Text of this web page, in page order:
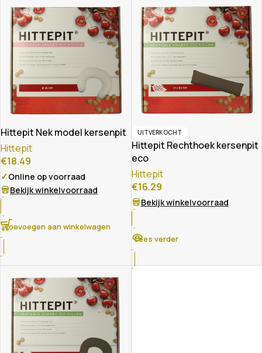
Hittepit Nek model kersenpit
Hittepit
€18.49
✓Online op voorraad
Bekijk winkelvoorraad
Toevoegen aan winkelwagen
UITVERKOCHT
Hittepit Rechthoek kersenpit
eco
Hittepit
€16.29
Bekijk winkelvoorraad
Lees verder